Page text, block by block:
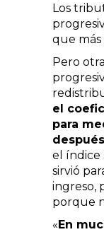
Los
que más
Pero
el
para
el índice
sirvió
ingreso,
porque
«En